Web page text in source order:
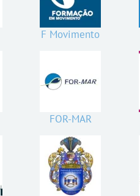
F Movimento
FOR-MAR